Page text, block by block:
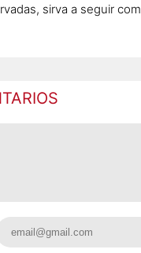
sirva a seguir com